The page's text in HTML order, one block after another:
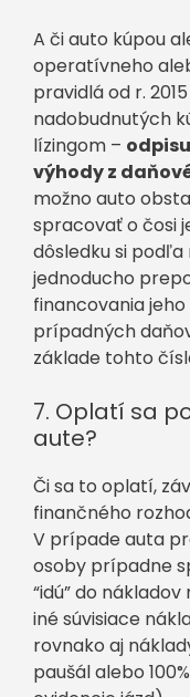
A či auto kúpou
operatívneho
pravidlá od r.
nadobudnutých
lízingom –
výhody z
možno auto
spracovať o čosi
dôsledku si
jednoducho
financovania
prípadných
základe tohto
7. Oplatí sa
aute?
Či sa to oplatí,
finančného
V prípade auta
osoby prípadne
“idú” do
iné súvisiace
rovnako aj
paušál alebo